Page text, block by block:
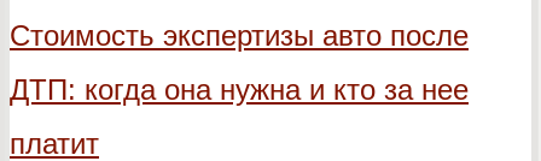
Стоимость экспертизы авто после
ДТП: когда она нужна и кто за нее
платит